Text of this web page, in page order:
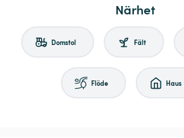
Närhet
Domstol Fält
Flöde Haus